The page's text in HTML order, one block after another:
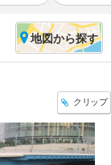
地図から探す
クリップ